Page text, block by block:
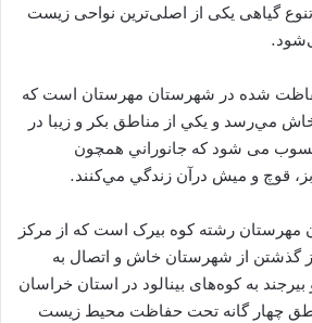
گیاهی یکی از اصلی‌ترین نواحی زیست
شده در شهرستان مهرستان است كه
مي‌رسد و يكي از مناطق بكر و زيبا در
می‌ شود كه جانوراني همچون
قوچ و ميش درآن زندگي مي‌كنند.
مهرستان رشته کوه بیرک است که از مرکز
گذشتن از شهرستان خاش و اتصال به
به کوه‌های بینالود در استان خراسان
چهار گانه تحت حفاظت محیط زیست